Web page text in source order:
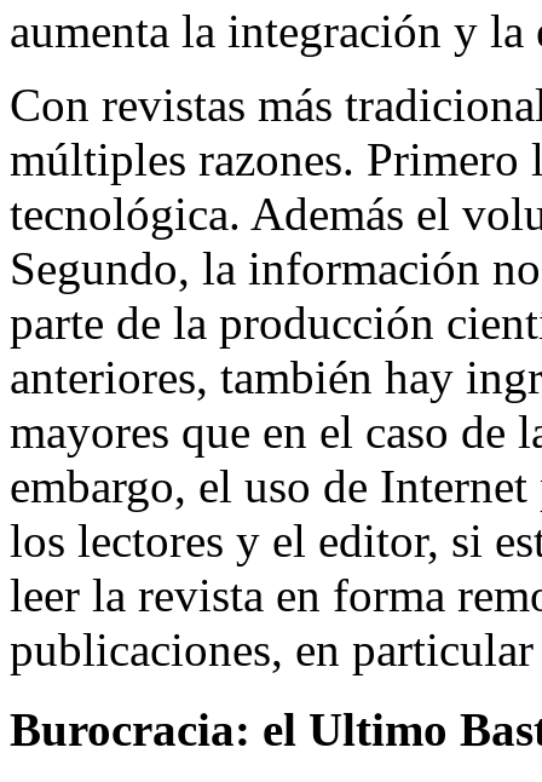
aumenta la integración y
Con revistas más
múltiples razones. Primero
tecnológica. Además el
Segundo, la información
parte de la producción
anteriores, también hay
mayores que en el caso de
embargo, el uso de
los lectores y el editor, si
leer la revista en forma
publicaciones, en
Burocracia: el Ultimo